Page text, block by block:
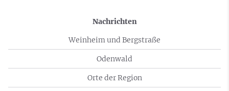
Nachrichten
Weinheim und Bergstraße
Odenwald
Orte der Region